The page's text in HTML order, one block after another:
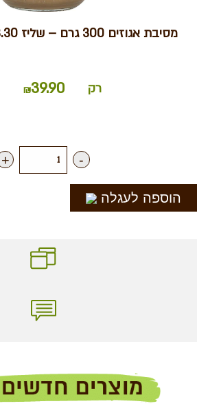
מסיבת אגוזים 300 גרם – שליז 13.30 ש״ח ל 100 גרם
רק ₪39.90
-
+
הוספה לעגלה